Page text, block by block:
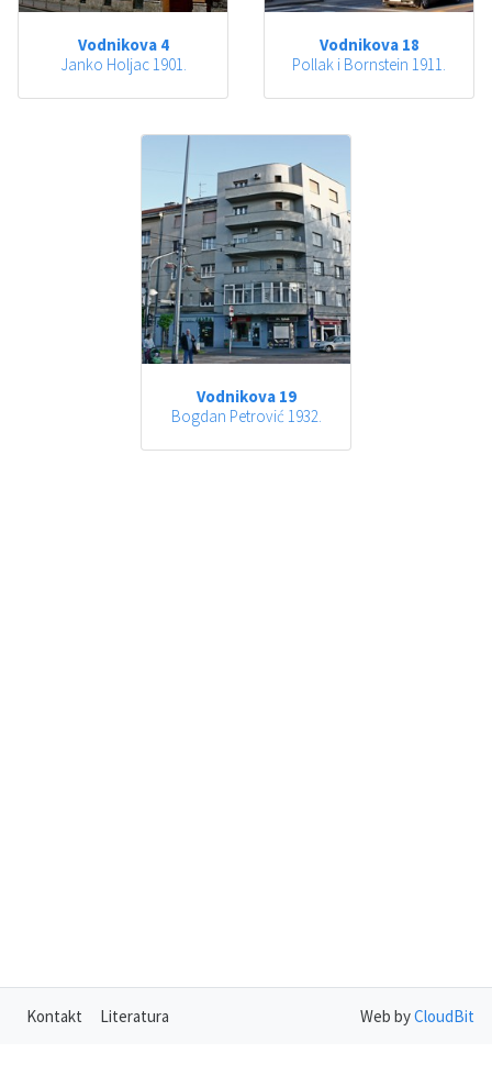
Vodnikova 4
Janko Holjac 1901.
Vodnikova 18
Pollak i Bornstein 1911.
Vodnikova 19
Bogdan Petrović 1932.
Kontakt Literatura Web byCloudBit